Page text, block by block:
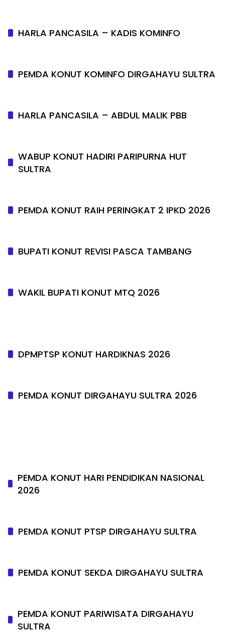
HARLA PANCASILA – KADIS KOMINFO
PEMDA KONUT KOMINFO DIRGAHAYU SULTRA
HARLA PANCASILA – ABDUL MALIK PBB
WABUP KONUT HADIRI PARIPURNA HUT
SULTRA
PEMDA KONUT RAIH PERINGKAT 2 IPKD 2026
BUPATI KONUT REVISI PASCA TAMBANG
WAKIL BUPATI KONUT MTQ 2026
DPMPTSP KONUT HARDIKNAS 2026
PEMDA KONUT DIRGAHAYU SULTRA 2026
PEMDA KONUT HARI PENDIDIKAN NASIONAL
2026
PEMDA KONUT PTSP DIRGAHAYU SULTRA
PEMDA KONUT SEKDA DIRGAHAYU SULTRA
PEMDA KONUT PARIWISATA DIRGAHAYU
SULTRA